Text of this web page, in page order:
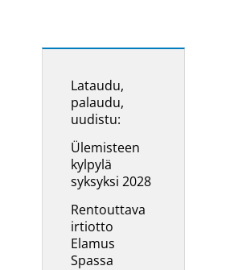
Lataudu,
palaudu,
uudistu:
Ülemisteen
kylpylä
syksyksi 2028
Rentouttava
irtiotto
Elamus
Spassa